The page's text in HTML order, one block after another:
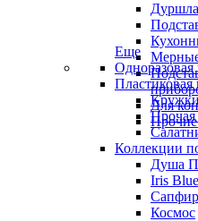
Для
Еще
Одноразовая
Пластиковая
Прочая
Коллекции
Душа
Iris Blue
Сапфир
Космос